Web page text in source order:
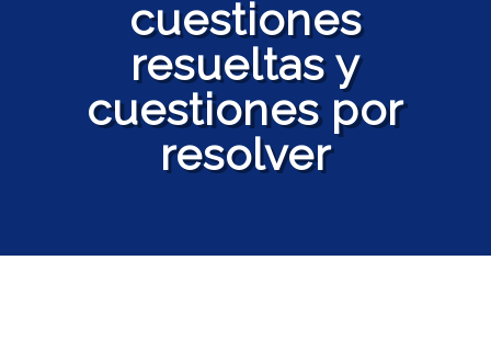
cuestiones
resueltas y
cuestiones por
resolver